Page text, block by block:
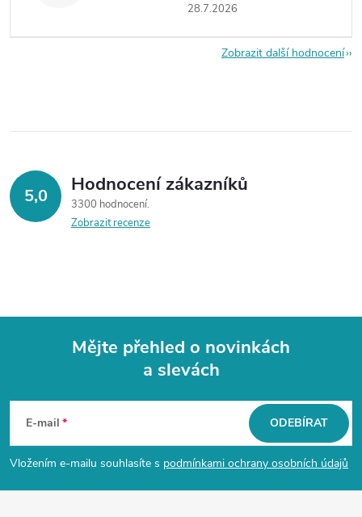
28.7.2026
Zobrazit další hodnocení
5,0 Hodnocení zákazníků
3300 hodnocení
Zobrazit recenze
p
Mějte přehled o novinkách
a slevách
E-mail
Vložením e-mailu souhlasíte s podmínkami ochrany osobních údajů
ODEBÍRAT